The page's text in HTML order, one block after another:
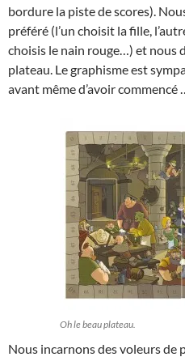
bordure la piste de scores).
préféré (l’un choisit la fille,
choisis le nain rouge…) et nous
plateau. Le graphisme est
avant même d’avoir commencé
Oh le beau plateau.
Nous incarnons des voleurs de